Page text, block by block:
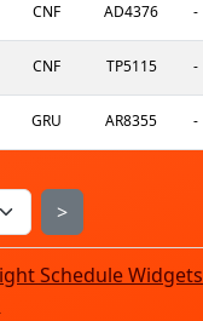
CNF AD4376 -
CNF TP5115 -
GRU AR8355 -
>
Schedule Widgets